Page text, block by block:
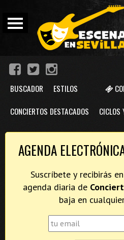
BUSCADOR ESTILOS
CONCIERTOS DESTACADOS CICLOS
AGENDA
Suscríbete y recibirás
agenda diaria de
baja en